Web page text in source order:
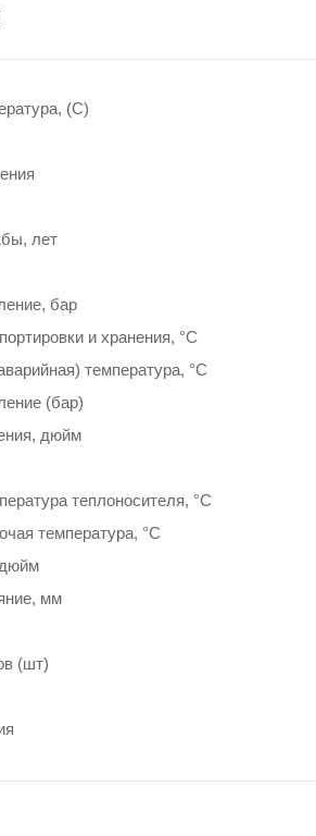
(С)
лет
бар
и хранения, °С
температура, °С
(бар)
дюйм
теплоносителя, °С
температура, °С
мм
(шт)